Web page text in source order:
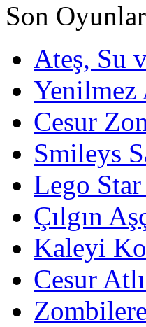
Son Oyunlar
Ateş, Su
Yenilmez
Cesur
Smileys
Lego
Çılgın
Kaleyi
Cesur